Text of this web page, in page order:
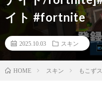
イト #fortnite
2025.10.03 スキン
HOME スキン もこず